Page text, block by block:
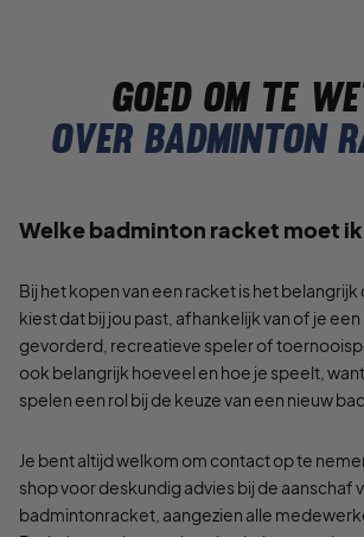
Goed om te
Over badminton
Welke badminton racket moet
Bij het kopen van een racket is het
kiest dat bij jou past, afhankelijk van of je
gevorderd, recreatieve speler of
ook belangrijk hoeveel en hoe je speelt,
spelen een rol bij de keuze van een nieuw
Je bent altijd welkom om contact op te
shop voor deskundig advies bij de aanschaf
badmintonracket, aangezien alle